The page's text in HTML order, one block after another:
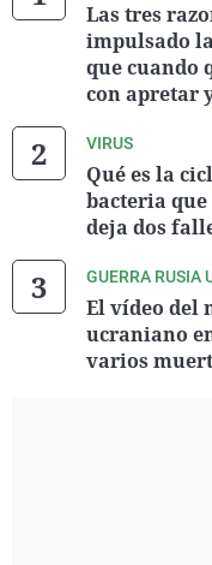
Las tres
impulsado
que cuando
con apretar
VIRUS
Qué es la
bacteria
deja dos
GUERRA RUSIA
El vídeo del
ucraniano
varios